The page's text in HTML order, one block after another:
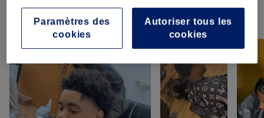
Notre travail
Appuyez sur l'image pour voir plus de détails
Autoriser tous les
cookies
Paramètres des
cookies